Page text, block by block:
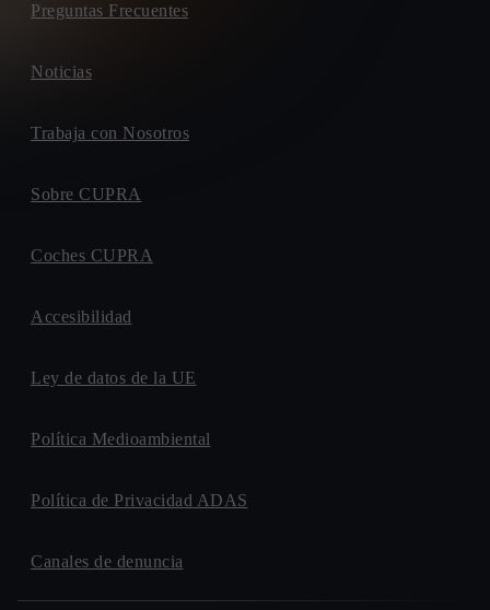
Preguntas Frecuentes
Noticias
Trabaja con Nosotros
Sobre CUPRA
Coches CUPRA
Accesibilidad
Ley de datos de la UE
Política Medioambiental
Política de Privacidad ADAS
Canales de denuncia